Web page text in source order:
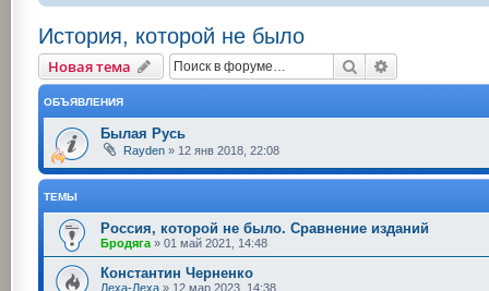
История, которой не было
Новая тема Поиск
ОБЪЯВЛЕНИЯ
Былая Русь
Rayden » 12 янв 2018, 22:08
ТЕМЫ
Россия, которой не было. Сравнение изданий
Бродяга » 01 май 2021, 14:48
Константин Черненко
Леха-Леха » 12 мар 2023, 14:38